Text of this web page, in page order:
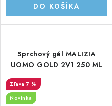
DO KOŠÍKA
Sprchový gél MALIZIA
UOMO GOLD 2V1 250 ML
7 %
Novinka